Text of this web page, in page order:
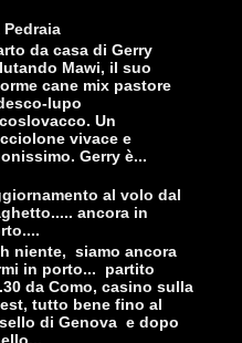
Pedraia
da casa di Gerry
Mawi, il suo
cane mix pastore
lupo
Un
vivace e
Gerry è...
al volo dal
ancora in
niente, siamo ancora
in porto... partito
da Como, casino sulla
tutto bene fino al
di Genova e dopo